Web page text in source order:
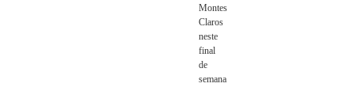
Montes
Claros
neste
final
de
semana